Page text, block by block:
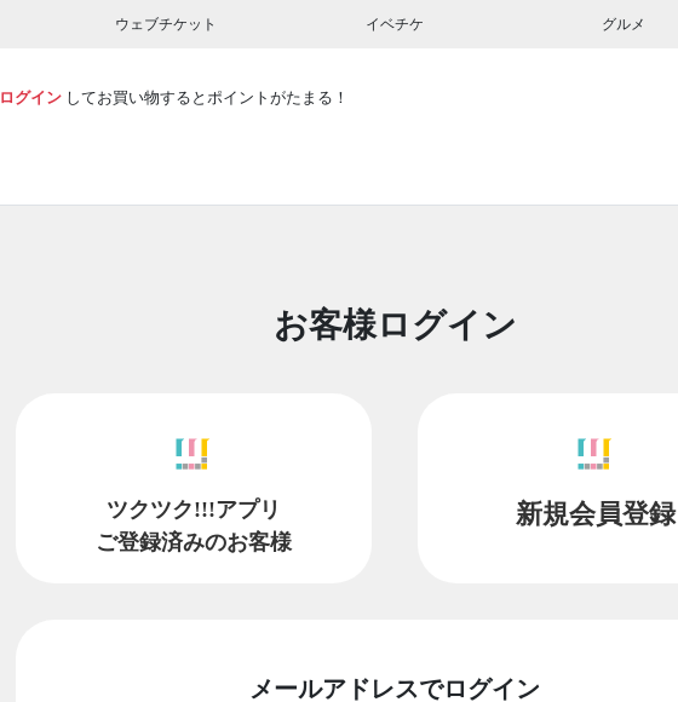
ウェブチケット イベチケ グルメ
ログイン してお買い物するとポイントがたまる！
お客様ログイン
ツクツク!!!アプリ
ご登録済みのお客様
新規会員登録
メールアドレスでログイン